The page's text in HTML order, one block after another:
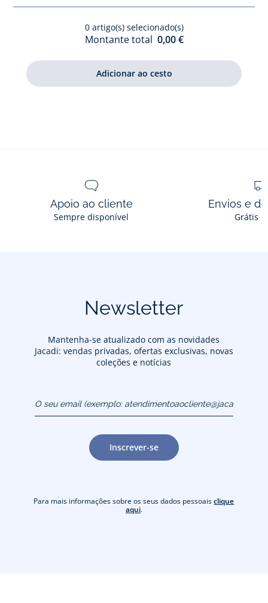
criança
0artigo(s) selecionado(s)
Montante total 0,00 €
Apoio ao cliente
Sempre disponível
Envios e
Grátis
Newsletter
Mantenha-se atualizado com as novidades
Jacadi: vendas privadas, ofertas exclusivas, novas
coleções e notícias
atendimentoaocliente@jacadi.pt)
Inscrever-se
Para mais informações sobre os seus dados pessoaisclique
aqui.